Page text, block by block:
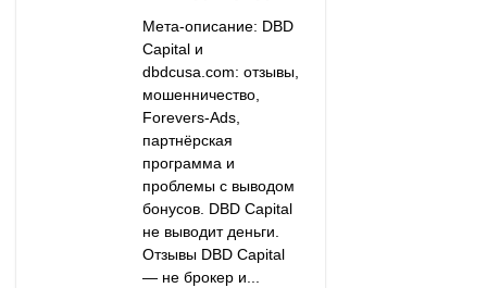
Мета-описание: DBD
Capital и
dbdcusa.com: отзывы,
мошенничество,
Forevers-Ads,
партнёрская
программа и
проблемы с выводом
бонусов. DBD Capital
не выводит деньги.
Отзывы DBD Capital
— не брокер и...